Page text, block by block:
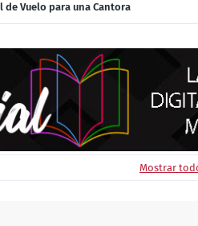
de Vuelo para una Cantora
Mostrar